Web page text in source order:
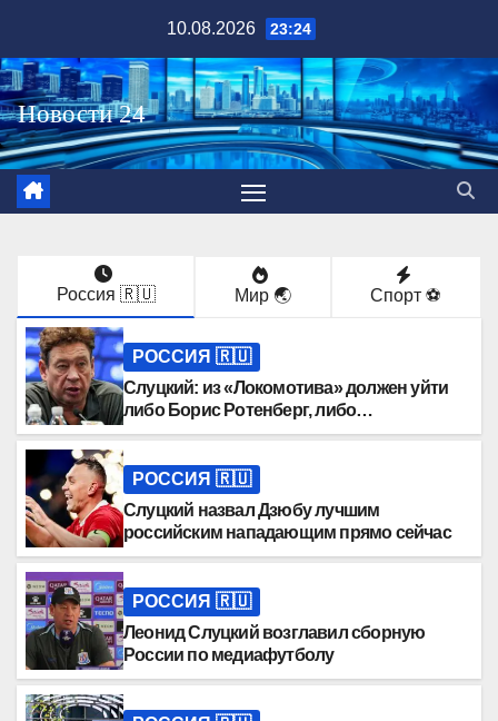
содержимому
10.08.2026 23:24
Россия 🇷🇺 Мир 🌏 Спорт ⚽️
РОССИЯ 🇷🇺
Слуцкий: из «Локомотива» должен уйти
либо Борис Ротенберг, либо
Галактионов
РОССИЯ 🇷🇺
Слуцкий назвал Дзюбу лучшим
российским нападающим прямо сейчас
РОССИЯ 🇷🇺
Леонид Слуцкий возглавил сборную
России по медиафутболу